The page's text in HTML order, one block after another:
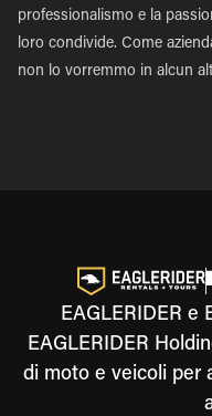
professionalismo e la
loro condivide. Come
non lo vorremmo in alcun
EAGLERIDER e
EAGLERIDER
di moto e veicoli per